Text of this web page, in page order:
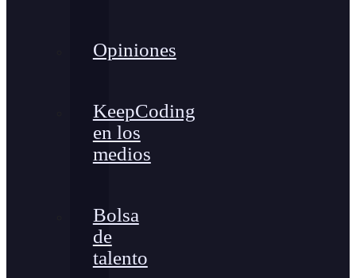
Opiniones
KeepCoding
en los
medios
Bolsa
de
talento